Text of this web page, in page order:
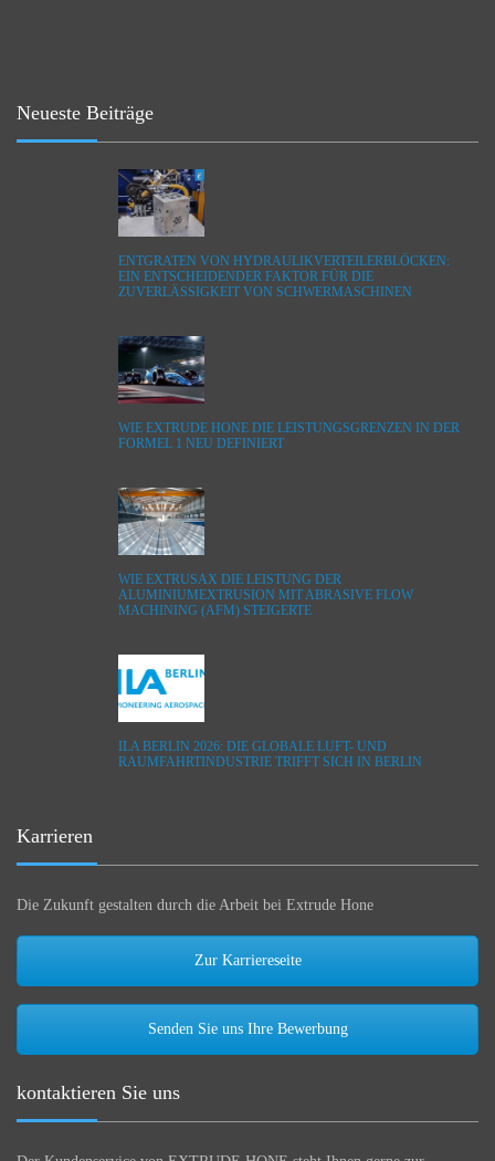
Neueste Beiträge
ENTGRATEN VON HYDRAULIKVERTEILERBLÖCKEN:
EIN ENTSCHEIDENDER FAKTOR FÜR DIE
ZUVERLÄSSIGKEIT VON SCHWERMASCHINEN
WIE EXTRUDE HONE DIE LEISTUNGSGRENZEN IN DER
FORMEL 1 NEU DEFINIERT
WIE EXTRUSAX DIE LEISTUNG DER
ALUMINIUMEXTRUSION MIT ABRASIVE FLOW
MACHINING (AFM) STEIGERTE
ILA BERLIN 2026: DIE GLOBALE LUFT- UND
RAUMFAHRTINDUSTRIE TRIFFT SICH IN BERLIN
Karrieren
Die Zukunft gestalten durch die Arbeit bei Extrude Hone
Zur Karriereseite
Senden Sie uns Ihre Bewerbung
kontaktieren Sie uns